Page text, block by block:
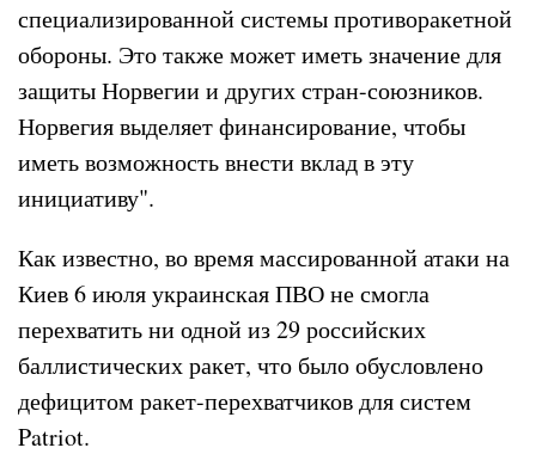
специализированной системы противоракетной
обороны. Это также может иметь значение для
защиты Норвегии и других стран-союзников.
Норвегия выделяет финансирование, чтобы
иметь возможность внести вклад в эту
инициативу".
Как известно, во время массированной атаки на
Киев 6 июля украинская ПВО не смогла
перехватить ни одной из 29 российских
баллистических ракет, что было обусловлено
дефицитом ракет-перехватчиков для систем
Patriot.